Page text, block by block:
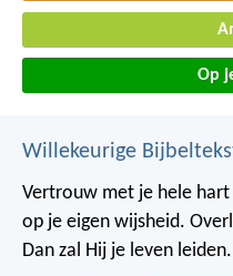
Op
Willekeurige
Vertrouw met je hele hart
op je eigen wijsheid.
Dan zal Hij je leven leiden.